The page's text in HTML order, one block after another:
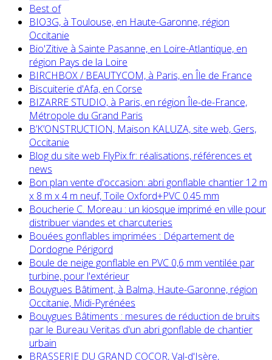
Best of
BIO3G, à Toulouse, en Haute-Garonne, région
Occitanie
Bio'Zitive à Sainte Pasanne, en Loire-Atlantique, en
région Pays de la Loire
BIRCHBOX / BEAUTYCOM, à Paris, en Île de France
Biscuiterie d'Afa, en Corse
BIZARRE STUDIO, à Paris, en région Île-de-France,
Métropole du Grand Paris
B’K’ONSTRUCTION, Maison KALUZA, site web, Gers,
Occitanie
Blog du site web FlyPix.fr: réalisations, références et
news
Bon plan vente d'occasion: abri gonflable chantier 12 m
x 8 m x 4 m neuf, Toile Oxford+PVC 0.45 mm
Boucherie C. Moreau : un kiosque imprimé en ville pour
distribuer viandes et charcuteries
Bouées gonflables imprimées : Département de
Dordogne Périgord
Boule de neige gonflable en PVC 0,6 mm ventilée par
turbine, pour l'extérieur
Bouygues Bâtiment, à Balma, Haute-Garonne, région
Occitanie, Midi-Pyrénées
Bouygues Bâtiments : mesures de réduction de bruits
par le Bureau Veritas d'un abri gonflable de chantier
urbain
BRASSERIE DU GRAND COCOR, Val-d'Isère,